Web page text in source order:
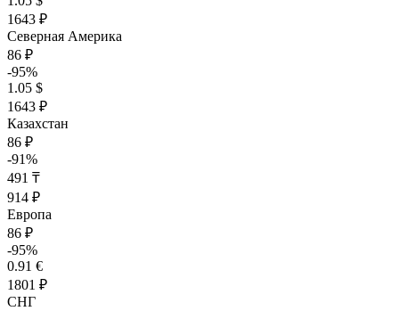
1643 ₽
Северная Америка
86 ₽
-95%
1.05 $
1643 ₽
Казахстан
86 ₽
-91%
491 ₸
914 ₽
Европа
86 ₽
-95%
0.91 €
1801 ₽
СНГ